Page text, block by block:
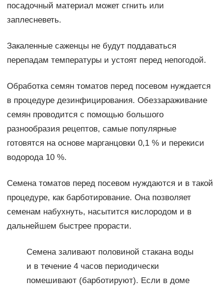
посадочный материал может сгнить или
заплесневеть.
Закаленные саженцы не будут поддаваться
перепадам температуры и устоят перед непогодой.
Обработка семян томатов перед посевом нуждается
в процедуре дезинфицирования. Обеззараживание
семян проводится с помощью большого
разнообразия рецептов, самые популярные
готовятся на основе марганцовки 0,1 % и перекиси
водорода 10 %.
Семена томатов перед посевом нуждаются и в такой
процедуре, как барботирование. Она позволяет
семенам набухнуть, насытится кислородом и в
дальнейшем быстрее прорасти.
Семена заливают половиной стакана воды
и в течение 4 часов периодически
помешивают (барботируют). Если в доме